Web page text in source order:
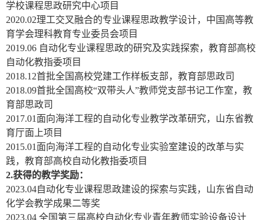
学校课程思政研究中心项目
2020.02理工交叉融合的专业课程思政教学设计，中国高等教
育学会理科教育专业委员会项目
2019.06 自动化专业课程思政的研究及实践探索，教育部高校
自动化教指委项目
2018.12首批全国高校党建工作样板支部，教育部思政司
2018.09首批全国高校“双带头人”教师党支部书记工作室，教
育部思政司
2017.01 面向海洋工程的自动化专业教学改革研究，山东省教
育厅面上项目
2015.01 面向海洋工程的自动化专业实验室建设的改革与实
践，教育部高校自动化教指委项目
2.获得的教学奖励：
2023.04自动化专业课程思政建设的探索与实践，山东省自动
化学会教学成果二等奖
2023.04 全国第三届高校自动化专业青年教师实验设备设计